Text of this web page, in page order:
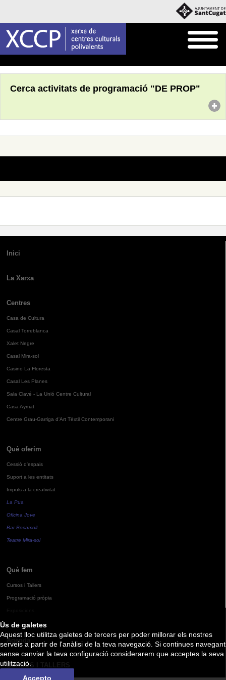
Ús de galetes
Aquest lloc utilitza galetes de tercers per poder millorar els nostres
serveis a partir de l'anàlisi de la teva navegació. Si continues navegant
sense canviar la teva configuració considerarem que acceptes la seva
utilització.
Accepto
Cerca activitats de programació "DE PROP"
Inici
La Xarxa
Centres
Casa de Cultura
Casal Torreblanca
Xalet Negre
Casal Mira-sol
Casino La Floresta
Casal Les Planes
Sala Clavé - La Unió Centre Cultural
Casa Aymat
Centre Grau-Garriga d'Art Tèxtil Contemporani
Què oferim
Cessió d'espais
Suport a les entitats
Impuls a la creativitat
La Pua
Oficina Jove
Bar Bocamoll
Teatre Mira-sol
Què fem
Cursos i Tallers
Programació pròpia
Agenda
CURSOS I TALLERS